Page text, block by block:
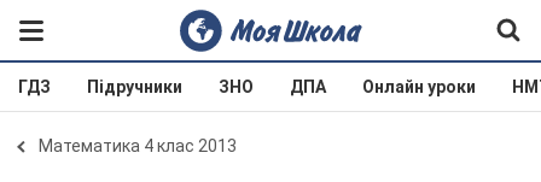
ГДЗ Підручники ЗНО ДПА Онлайн уроки
Математика 4 клас 2013